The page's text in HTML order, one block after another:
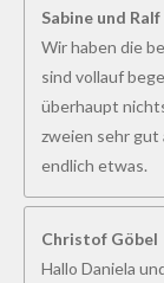
t
Sabine und Ralf
Wir haben die
sind vollauf
überhaupt
zweien sehr
endlich etwas.
Christof Göbel
Hallo Daniela